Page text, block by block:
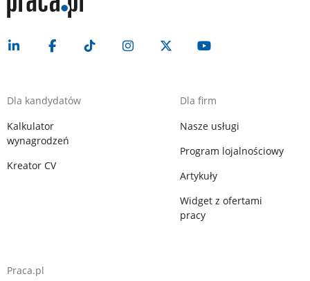
Dla kandydatów
Kalkulator
wynagrodzeń
Kreator CV
Dla firm
Nasze usługi
Program lojalnościowy
Artykuły
Widget z ofertami
pracy
Praca.pl